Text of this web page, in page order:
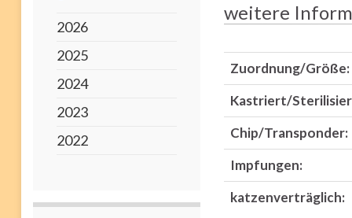
2026
2025
2024
2023
2022
weitere
Zuordnung/Größe:
Kastriert/
Chip/Transponder:
Impfungen:
katzenverträglich: